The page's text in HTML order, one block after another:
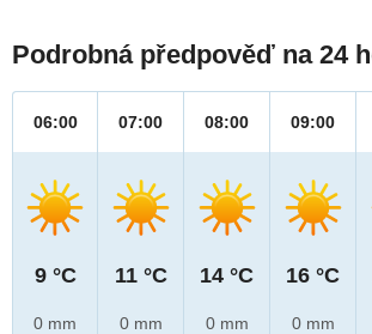
Podrobná předpověď na 24
06:00
9 °C
0 mm
07:00
11 °C
0 mm
08:00
14 °C
0 mm
09:00
16 °C
0 mm